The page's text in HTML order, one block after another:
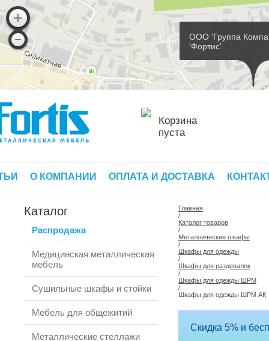
ООО 'Группа
'Фортис'
Корзина
пуста
О КОМПАНИИ ОПЛАТА И ДОСТАВКА
Каталог
Распродажа
Медицинская металлическая
мебель
Сушильные шкафы и стойки
Мебель для общежитий
Металлические стеллажи
Главная
/
Каталог товаров
/
Металлические шкафы
/
Шкафы для одежды
/
Шкафы для раздевалок
/
Шкафы для одежды ШРМ
/
Шкафы для одежды ШРМ АК
Скидка 5% и